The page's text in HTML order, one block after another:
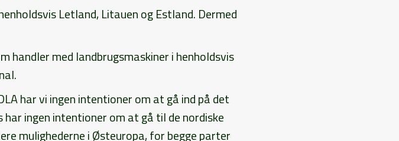
Letland, Litauen og Estland. Dermed
med landbrugsmaskiner i henholdsvis
har vi ingen intentioner om at gå ind på det
ingen intentioner om at gå til de nordiske
mulighederne i Østeuropa, for begge parter